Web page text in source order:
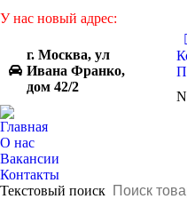
У нас новый адрес:
г. Москва, ул
Ивана Франко,
дом 42/2
Главная
О нас
Вакансии
Контакты
Текстовый поиск